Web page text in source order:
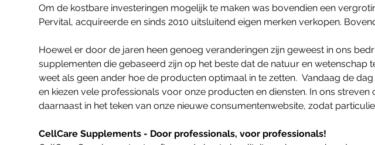
Om de kostbare investeringen mogelijk te maken was bovendien een
Pervital, acquireerde en sinds 2010 uitsluitend eigen merken verkopen.
Hoewel er door de jaren heen genoeg veranderingen zijn geweest in ons
supplementen die gebaseerd zijn op het beste dat de natuur en wetenschap
weet als geen ander hoe de producten optimaal in te zetten. Vandaag de
en kiezen vele professionals voor onze producten en diensten. In ons
daarnaast in het teken van onze nieuwe consumentenwebsite, zodat
CellCare Supplements - Door professionals, voor professionals!